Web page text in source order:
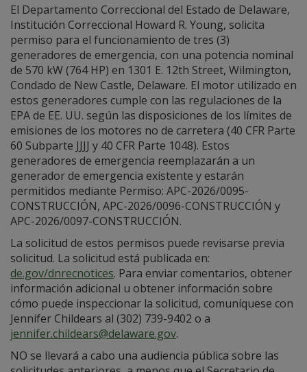
El Departamento Correccional del Estado de Delaware,
Institución Correccional Howard R. Young, solicita
permiso para el funcionamiento de tres (3)
generadores de emergencia, con una potencia nominal
de 570 kW (764 HP) en 1301 E. 12th Street, Wilmington,
Condado de New Castle, Delaware. El motor utilizado en
estos generadores cumple con las regulaciones de la
EPA de EE. UU. según las disposiciones de los límites de
emisiones de los motores no de carretera (40 CFR Parte
60 Subparte JJJJ y 40 CFR Parte 1048). Estos
generadores de emergencia reemplazarán a un
generador de emergencia existente y estarán
permitidos mediante Permiso: APC-2026/0095-
CONSTRUCCIÓN, APC-2026/0096-CONSTRUCCIÓN y
APC-2026/0097-CONSTRUCCIÓN.
La solicitud de estos permisos puede revisarse previa
solicitud. La solicitud está publicada en:
de.gov/dnrecnotices. Para enviar comentarios, obtener
información adicional u obtener información sobre
cómo puede inspeccionar la solicitud, comuníquese con
Jennifer Childears al (302) 739-9402 o a
jennifer.childears@delaware.gov.
NO se llevará a cabo una audiencia pública sobre las